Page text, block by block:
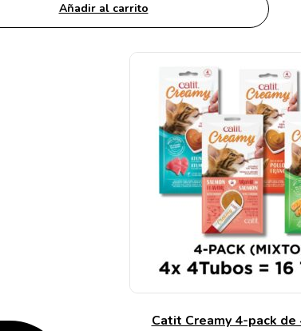
Añadir al carrito
Catit Creamy 4-pack de